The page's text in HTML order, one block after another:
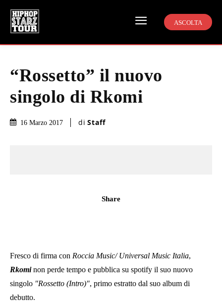
ASCOLTA
“Rossetto” il nuovo
singolo di Rkomi
16 Marzo 2017 di Staff
Share
Fresco di firma con Roccia Music/ Universal Music Italia,
Rkominon perde tempo e pubblica su spotify il suo nuovo
singolo "Rossetto (Intro)", primo estratto dal suo album di
debutto.